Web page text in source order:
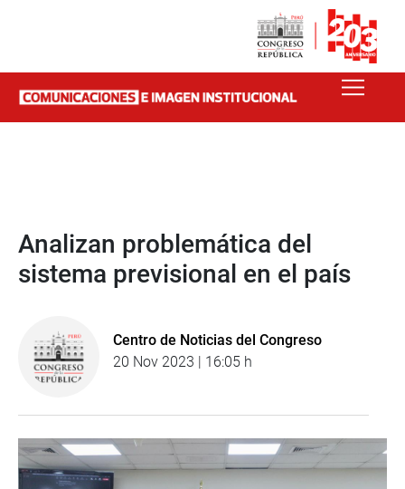
Analizan problemática del
sistema previsional en el país
Centro de Noticias del Congreso
20 Nov 2023 | 16:05 h